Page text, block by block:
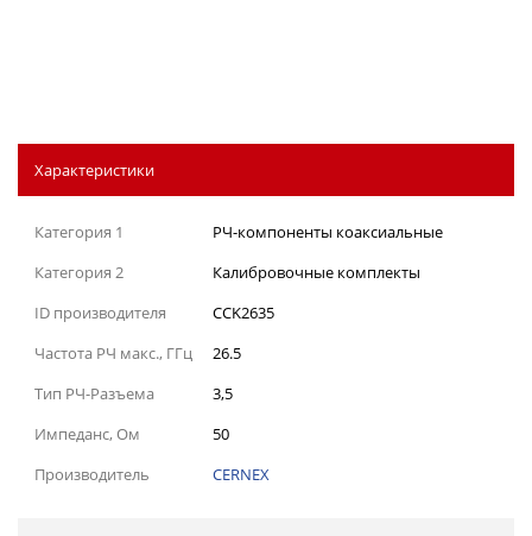
Характеристики
Категория 1
РЧ-компоненты коаксиальные
Категория 2
Калибровочные комплекты
ID производителя
CCK2635
Частота РЧ макс., ГГц
26.5
Тип РЧ-Разъема
3,5
Импеданс, Ом
50
Производитель
CERNEX